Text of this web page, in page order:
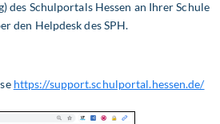
des Schulportals Hessen an Ihrer Schule
den Helpdesk des SPH.
https://support.schulportal.hessen.de/